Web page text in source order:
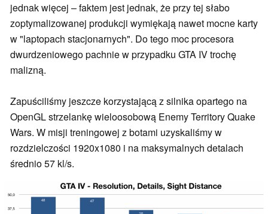
jednak więcej – faktem jest jednak, że przy tej słabo
zoptymalizowanej produkcji wymiękają nawet mocne karty
w "laptopach stacjonarnych". Do tego moc procesora
dwurdzeniowego pachnie w przypadku GTA IV trochę
malizną.
Zapuściliśmy jeszcze korzystającą z silnika opartego na
OpenGL strzelankę wieloosobową Enemy Territory Quake
Wars. W misji treningowej z botami uzyskaliśmy w
rozdzielczości 1920x1080 i na maksymalnych detalach
średnio 57 kl/s.